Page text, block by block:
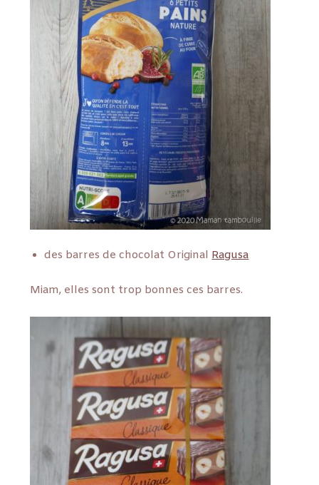
des barres de chocolat Original Ragusa
Miam, elles sont trop bonnes ces barres.